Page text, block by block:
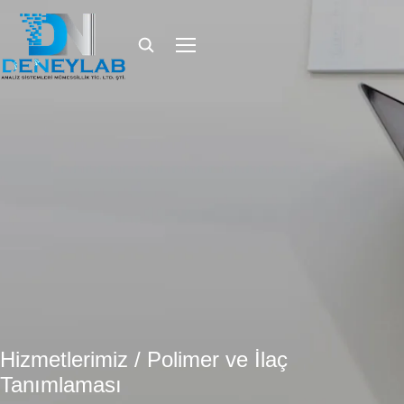
Hizmetlerimiz / Polimer ve İlaç
Tanımlaması